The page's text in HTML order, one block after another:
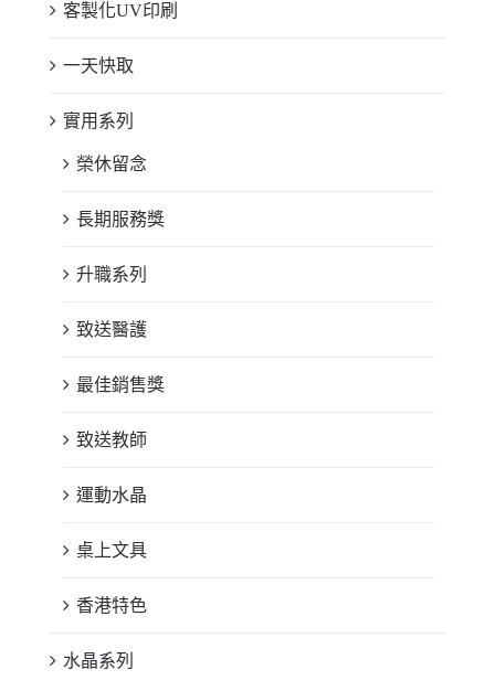
客製化UV印刷
一天快取
實用系列
榮休留念
長期服務獎
升職系列
致送醫護
最佳銷售獎
致送教師
運動水晶
桌上文具
香港特色
水晶系列